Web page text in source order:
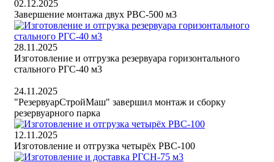
02.12.2025
Завершение монтажа двух РВС-500 м3
28.11.2025
Изготовление и отгрузка резервуара горизонтального
стального РГС-40 м3
24.11.2025
"РезервуарСтройМаш" завершил монтаж и сборку
резервуарного парка
12.11.2025
Изготовление и отгрузка четырёх РВС-100